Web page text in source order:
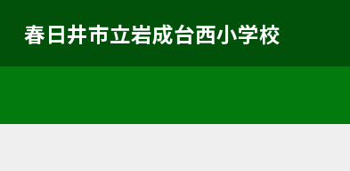
春日井市立岩成台西小学校